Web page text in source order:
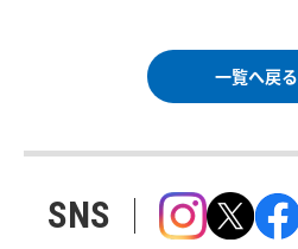
一覧へ戻る
SNS